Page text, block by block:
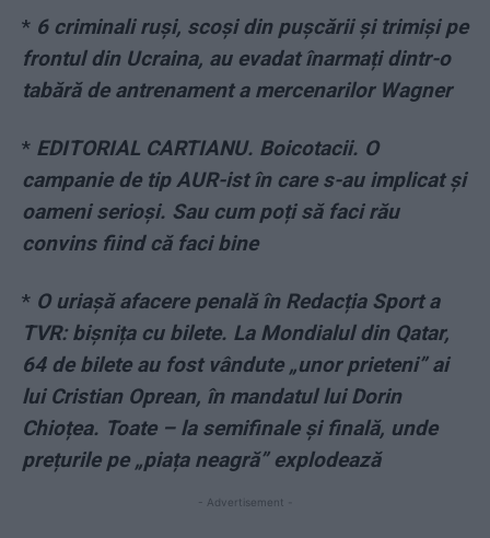
* 6 criminali ruși, scoși din pușcării și trimiși pe
frontul din Ucraina, au evadat înarmați dintr-o
tabără de antrenament a mercenarilor Wagner
* EDITORIAL CARTIANU. Boicotacii. O
campanie de tip AUR-ist în care s-au implicat și
oameni serioși. Sau cum poți să faci rău
convins fiind că faci bine
* O uriașă afacere penală în Redacția Sport a
TVR: bișnița cu bilete. La Mondialul din Qatar,
64 de bilete au fost vândute „unor prieteni” ai
lui Cristian Oprean, în mandatul lui Dorin
Chioțea. Toate – la semifinale și finală, unde
prețurile pe „piața neagră” explodează
- Advertisement -